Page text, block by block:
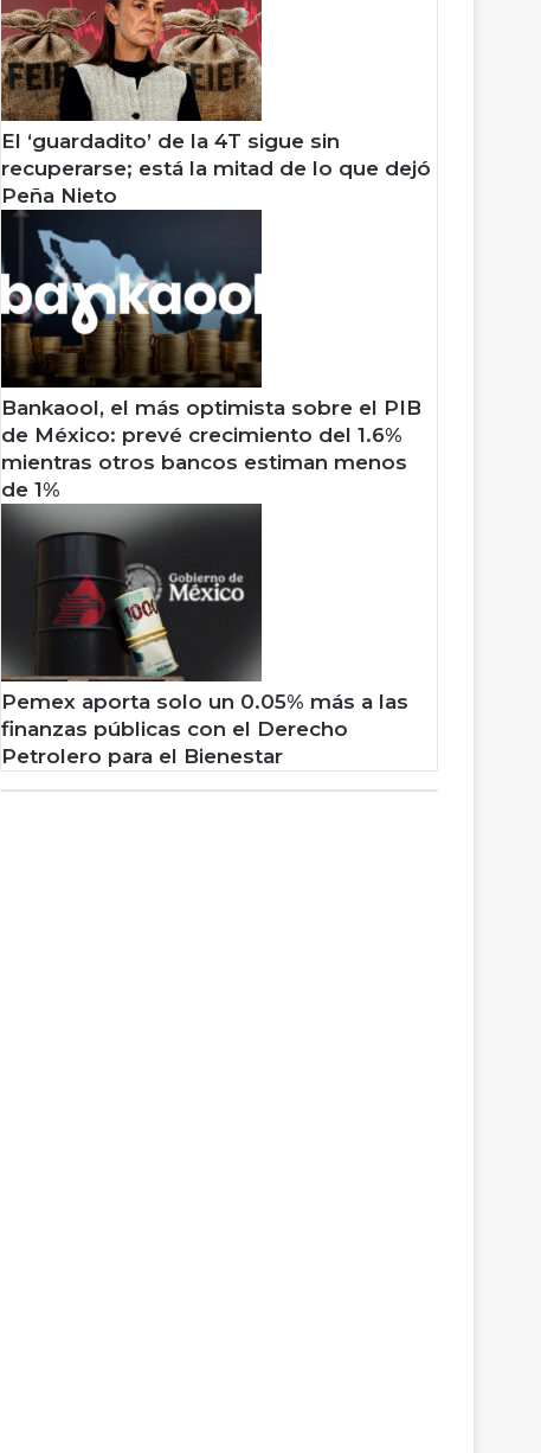
El ‘guardadito’ de la 4T sigue sin
recuperarse; está la mitad de lo que dejó
Peña Nieto
Bankaool, el más optimista sobre el PIB
de México: prevé crecimiento del 1.6%
mientras otros bancos estiman menos
de 1%
Pemex aporta solo un 0.05% más a las
finanzas públicas con el Derecho
Petrolero para el Bienestar